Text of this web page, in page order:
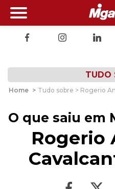
TUDO
Home > Tudo sobre > Rogerio
O que saiu em
Rogerio